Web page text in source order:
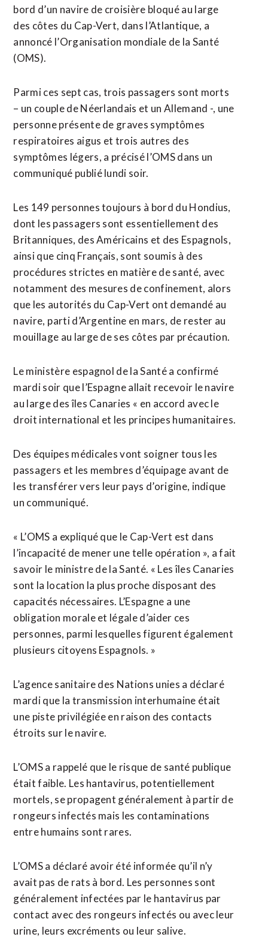
bord d’un navire de croisière bloqué au large
des côtes du Cap-Vert, dans l’Atlantique, a
annoncé l’Organisation mondiale de la Santé
(OMS).
Parmi ces sept cas, trois passagers sont morts
– un couple de Néerlandais et un Allemand -, une
personne présente de graves symptômes
respiratoires aigus et trois autres des
symptômes légers, a précisé l’OMS dans un
communiqué publié lundi soir.
Les 149 personnes toujours à bord du Hondius,
dont les passagers sont essentiellement des
Britanniques, des Américains et ​des Espagnols,
ainsi que cinq Français, ‌sont soumis à des
procédures strictes en matière de santé, avec
notamment des mesures de confinement, alors
que ​les autorités du Cap-Vert ont demandé au
navire, ⁠parti d’Argentine en mars, de rester au
mouillage au large de ses côtes par précaution.
Le ministère espagnol de la Santé a confirmé
mardi soir ‌que l’Espagne allait recevoir le navire
au large ‌des îles Canaries « en accord avec le
droit international et les principes humanitaires.
Des équipes médicales vont soigner tous les
passagers et les membres d’équipage avant de
les transférer vers leur pays d’origine, indique
un communiqué.
« L’OMS a expliqué que le Cap-Vert est dans
l’incapacité de mener une telle opération », a fait
savoir le ministre de la Santé. « Les îles Canaries
sont la location la plus proche disposant des ​
capacités nécessaires. L’Espagne a une
obligation morale et légale d’aider ces
personnes, parmi lesquelles figurent également
plusieurs citoyens Espagnols. »
L’agence sanitaire des Nations unies a déclaré
mardi que la transmission interhumaine était
une piste privilégiée en raison des contacts
étroits sur le navire.
L’OMS a rappelé que le risque de santé publique
était faible. Les hantavirus, potentiellement
mortels, se propagent généralement à partir de
rongeurs infectés mais les contaminations
entre humains sont rares.
L’OMS a déclaré avoir été informée qu’il n’y
avait pas de rats à bord. Les personnes sont
généralement infectées par le hantavirus par
contact avec des rongeurs infectés ou avec leur
urine, leurs excréments ou leur salive.